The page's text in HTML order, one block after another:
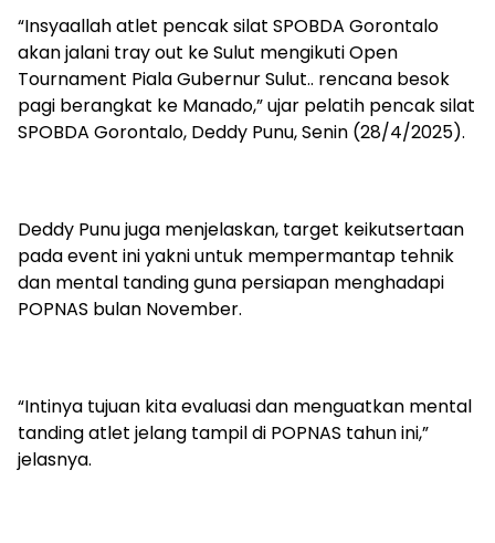
“Insyaallah atlet pencak silat SPOBDA Gorontalo
akan jalani tray out ke Sulut mengikuti Open
Tournament Piala Gubernur Sulut.. rencana besok
pagi berangkat ke Manado,” ujar pelatih pencak silat
SPOBDA Gorontalo, Deddy Punu, Senin (28/4/2025).
Deddy Punu juga menjelaskan, target keikutsertaan
pada event ini yakni untuk mempermantap tehnik
dan mental tanding guna persiapan menghadapi
POPNAS bulan November.
“Intinya tujuan kita evaluasi dan menguatkan mental
tanding atlet jelang tampil di POPNAS tahun ini,”
jelasnya.